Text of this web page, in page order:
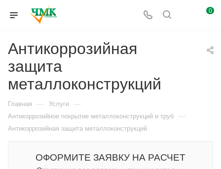
0
Антикоррозийная
защита
металлоконструкций
Главная — Услуги —
Антикоррозийное покрытие металлоконструкций и труб —
Антикоррозийная защита металлоконструкций
ОФОРМИТЕ ЗАЯВКУ НА РАСЧЕТ